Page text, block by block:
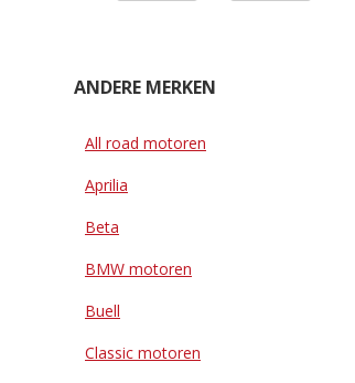
ANDERE MERKEN
All road motoren
Aprilia
Beta
BMW motoren
Buell
Classic motoren